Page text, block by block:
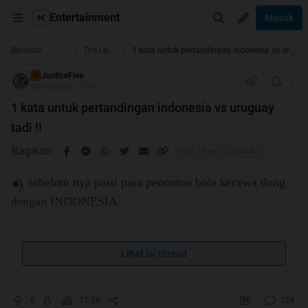
Entertainment Masuk
Beranda ... The Lounge
TS JusticeFive
1 kata untuk pertandingan indonesia vs uruguay
tadi !!
Bagikan
sebelum nya pasti para penonton bola kecewa dong
dengan INDONESIA
Langsung aja dah tolong agan sampaikan
pertandingan saat ini
Lihat isi thread
0 17.5K 724